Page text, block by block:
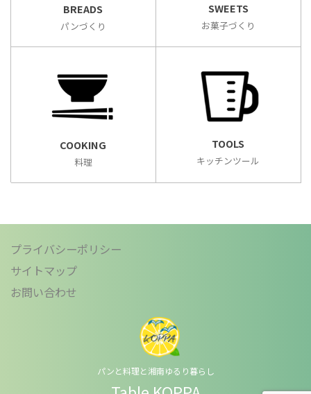
BREADS
パンづくり
SWEETS
お菓子づくり
COOKING
料理
TOOLS
キッチンツール
プライバシーポリシー
サイトマップ
お問い合わせ
パンと料理と湘南ゆるり暮らし